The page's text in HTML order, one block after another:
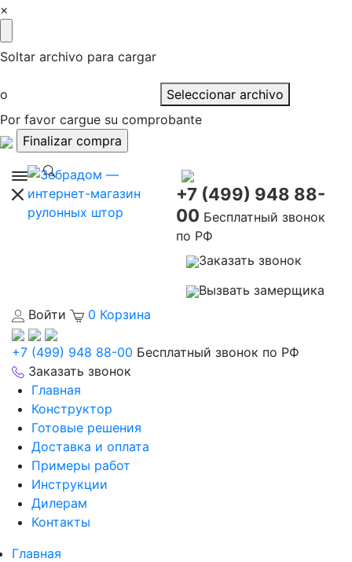
×
Soltar archivo para cargar
o
Seleccionar archivo
Por favor cargue su comprobante
+7 (499) 948 88-
00 Бесплатный звонок
по РФ
Заказать звонок
Вызвать замерщика
Войти
0 Корзина
+7 (499) 948 88-00 Бесплатный звонок по РФ
Заказать звонок
Главная
Конструктор
Готовые решения
Доставка и оплата
Примеры работ
Инструкции
Дилерам
Контакты
Главная